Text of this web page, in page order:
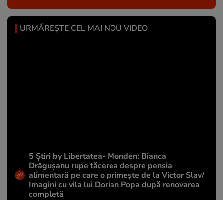
URMĂREȘTE CEL MAI NOU VIDEO
5 Știri by Libertatea- Monden: Bianca
Drăgușanu rupe tăcerea despre pensia
alimentară pe care o primește de la Victor Slav/
Imagini cu vila lui Dorian Popa după renovarea
completă